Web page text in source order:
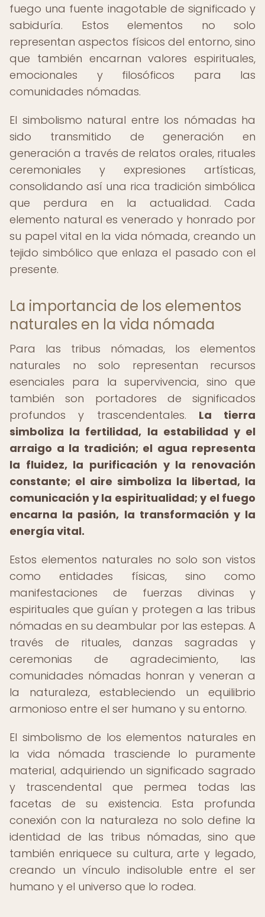
fuego una fuente inagotable de significado y
sabiduría. Estos elementos no solo
representan aspectos físicos del entorno, sino
que también encarnan valores espirituales,
emocionales y filosóficos para las
comunidades nómadas.
El simbolismo natural entre los nómadas ha
sido transmitido de generación en
generación a través de relatos orales, rituales
ceremoniales y expresiones artísticas,
consolidando así una rica tradición simbólica
que perdura en la actualidad. Cada
elemento natural es venerado y honrado por
su papel vital en la vida nómada, creando un
tejido simbólico que enlaza el pasado con el
presente.
La importancia de los elementos
naturales en la vida nómada
Para las tribus nómadas, los elementos
naturales no solo representan recursos
esenciales para la supervivencia, sino que
también son portadores de significados
profundos y trascendentales. La tierra
simboliza la fertilidad, la estabilidad y el
arraigo a la tradición; el agua representa
la fluidez, la purificación y la renovación
constante; el aire simboliza la libertad, la
comunicación y la espiritualidad; y el fuego
encarna la pasión, la transformación y la
energía vital.
Estos elementos naturales no solo son vistos
como entidades físicas, sino como
manifestaciones de fuerzas divinas y
espirituales que guían y protegen a las tribus
nómadas en su deambular por las estepas. A
través de rituales, danzas sagradas y
ceremonias de agradecimiento, las
comunidades nómadas honran y veneran a
la naturaleza, estableciendo un equilibrio
armonioso entre el ser humano y su entorno.
El simbolismo de los elementos naturales en
la vida nómada trasciende lo puramente
material, adquiriendo un significado sagrado
y trascendental que permea todas las
facetas de su existencia. Esta profunda
conexión con la naturaleza no solo define la
identidad de las tribus nómadas, sino que
también enriquece su cultura, arte y legado,
creando un vínculo indisoluble entre el ser
humano y el universo que lo rodea.